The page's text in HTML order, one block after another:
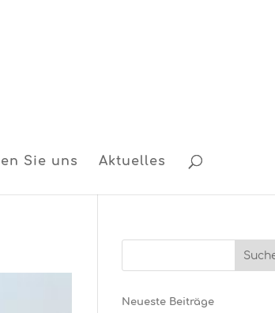
Sie uns Aktuelles
Neueste Beiträge